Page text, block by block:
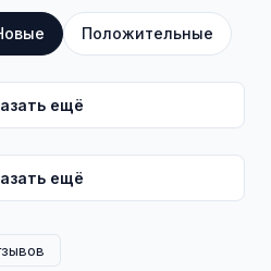
Положительные
ещё
ещё